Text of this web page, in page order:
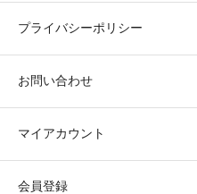
プライバシーポリシー
お問い合わせ
マイアカウント
会員登録